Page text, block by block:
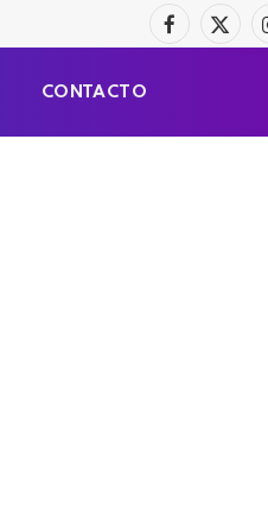
Facebook
X
CONTACTO